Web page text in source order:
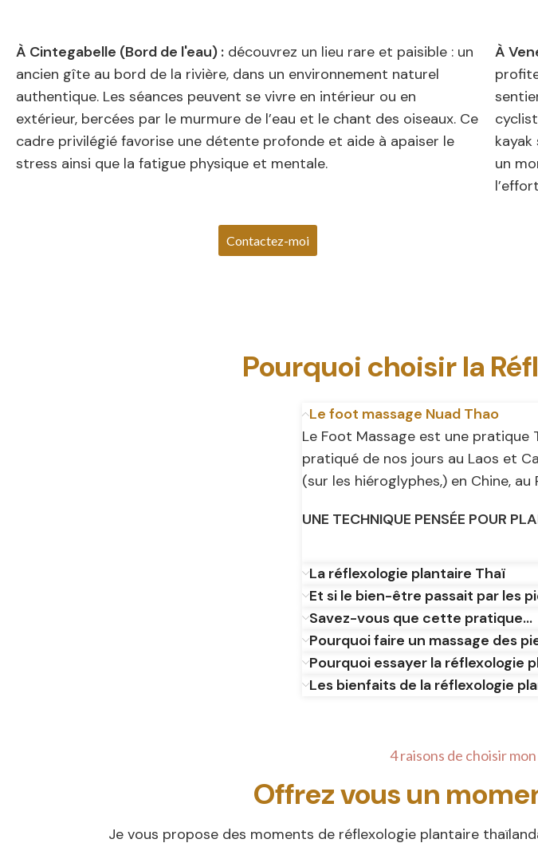
À Cintegabelle (Bord de l'eau) : découvrez un lieu rare et paisible : un
ancien gîte au bord de la rivière, dans un environnement naturel
authentique. Les séances peuvent se vivre en intérieur ou en
extérieur, bercées par le murmure de l’eau et le chant des oiseaux. Ce
cadre privilégié favorise une détente profonde et aide à apaiser le
stress ainsi que la fatigue physique et mentale.
À
un
Contactez-moi
Pourquoi choisir la
Le foot massage Nuad Thao
Le Foot Massage est une pratique
pratiqué de nos jours au Laos et
(sur les hiéroglyphes,) en Chine, au
UNE TECHNIQUE PENSÉE POUR
La réflexologie plantaire Thaï
Et si le bien-être passait par les
Savez-vous que cette pratique...
Pourquoi faire un massage des
Pourquoi essayer la réflexologie
Les bienfaits de la réflexologie
4 raisons de choisir
Offrez vous un
Je vous propose des moments de réflexologie plantaire